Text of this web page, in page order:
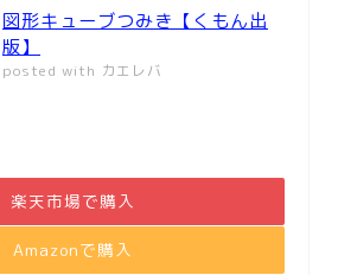
図形キューブつみき【くもん出
版】
posted with カエレバ
楽天市場で購入
Amazonで購入